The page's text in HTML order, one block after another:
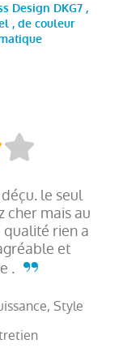
Design DKG7 ,
, de couleur
le seul
cher mais au
rien a
et
.
Style